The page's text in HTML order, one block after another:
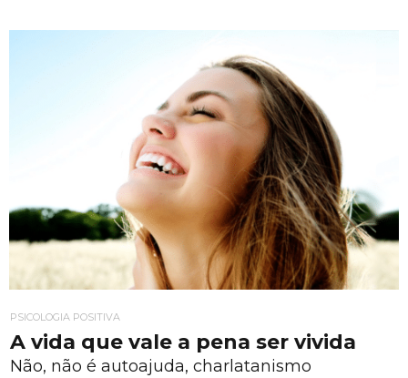
PSICOLOGIA POSITIVA
A vida que vale a pena ser vivida
Não, não é autoajuda, charlatanismo